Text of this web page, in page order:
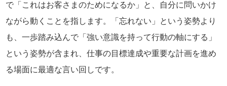
で「これはお客さまのためになるか」と、自分に問いかけ
ながら動くことを指します。「忘れない」という姿勢より
も、一歩踏み込んで「強い意識を持って行動の軸にする」
という姿勢が含まれ、仕事の目標達成や重要な計画を進め
る場面に最適な言い回しです。